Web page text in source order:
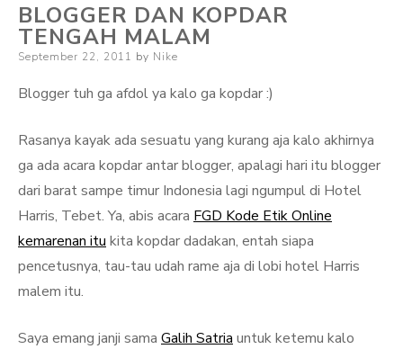
BLOGGER DAN KOPDAR
TENGAH MALAM
Posted
September 22, 2011 by Nike
Blogger tuh ga afdol ya kalo ga kopdar :)
Rasanya kayak ada sesuatu yang kurang aja kalo akhirnya
ga ada acara kopdar antar blogger, apalagi hari itu blogger
dari barat sampe timur Indonesia lagi ngumpul di Hotel
Harris, Tebet. Ya, abis acara FGD Kode Etik Online
kemarenan itu kita kopdar dadakan, entah siapa
pencetusnya, tau-tau udah rame aja di lobi hotel Harris
malem itu.
Saya emang janji sama Galih Satria untuk ketemu kalo